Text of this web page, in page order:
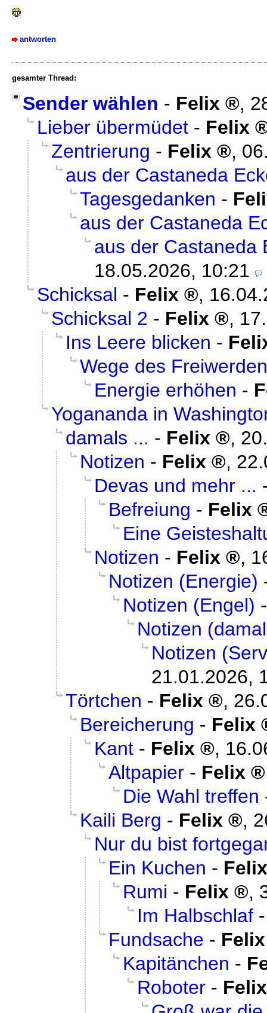
antworten
gesamter Thread:
Sender wählen - Felix ,
Lieber übermüdet - Felix
Zentrierung - Felix ,
aus der Castaneda
Tagesgedanken -
aus der Castaneda
aus der Castaneda
18.05.2026, 10:21
Schicksal - Felix ,
Schicksal 2 - Felix ,
Ins Leere blicken -
Wege des
Energie erhöhen -
Yogananda in
damals ... - Felix ,
Notizen - Felix ,
Devas und mehr ...
Befreiung - Felix
Eine
Notizen - Felix ,
Notizen (Energie)
Notizen (Engel)
Notizen
Notizen
21.01.2026,
Törtchen - Felix ,
Bereicherung - Felix
Kant - Felix ,
Altpapier - Felix
Die Wahl treffen
Kaili Berg - Felix ,
Nur du bist
Ein Kuchen - Felix
Rumi - Felix ,
Im Halbschlaf
Fundsache - Felix
Kapitänchen -
Roboter - Felix